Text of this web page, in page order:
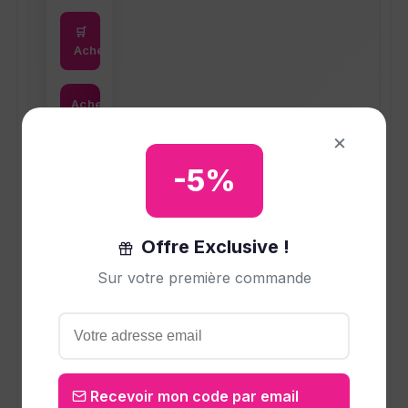
🛒
Acheter
Acheter
Ce produit a plusieurs variations. Les options
×
-5%
Offre Exclusive !
Sur votre première commande
Recevoir mon code par email